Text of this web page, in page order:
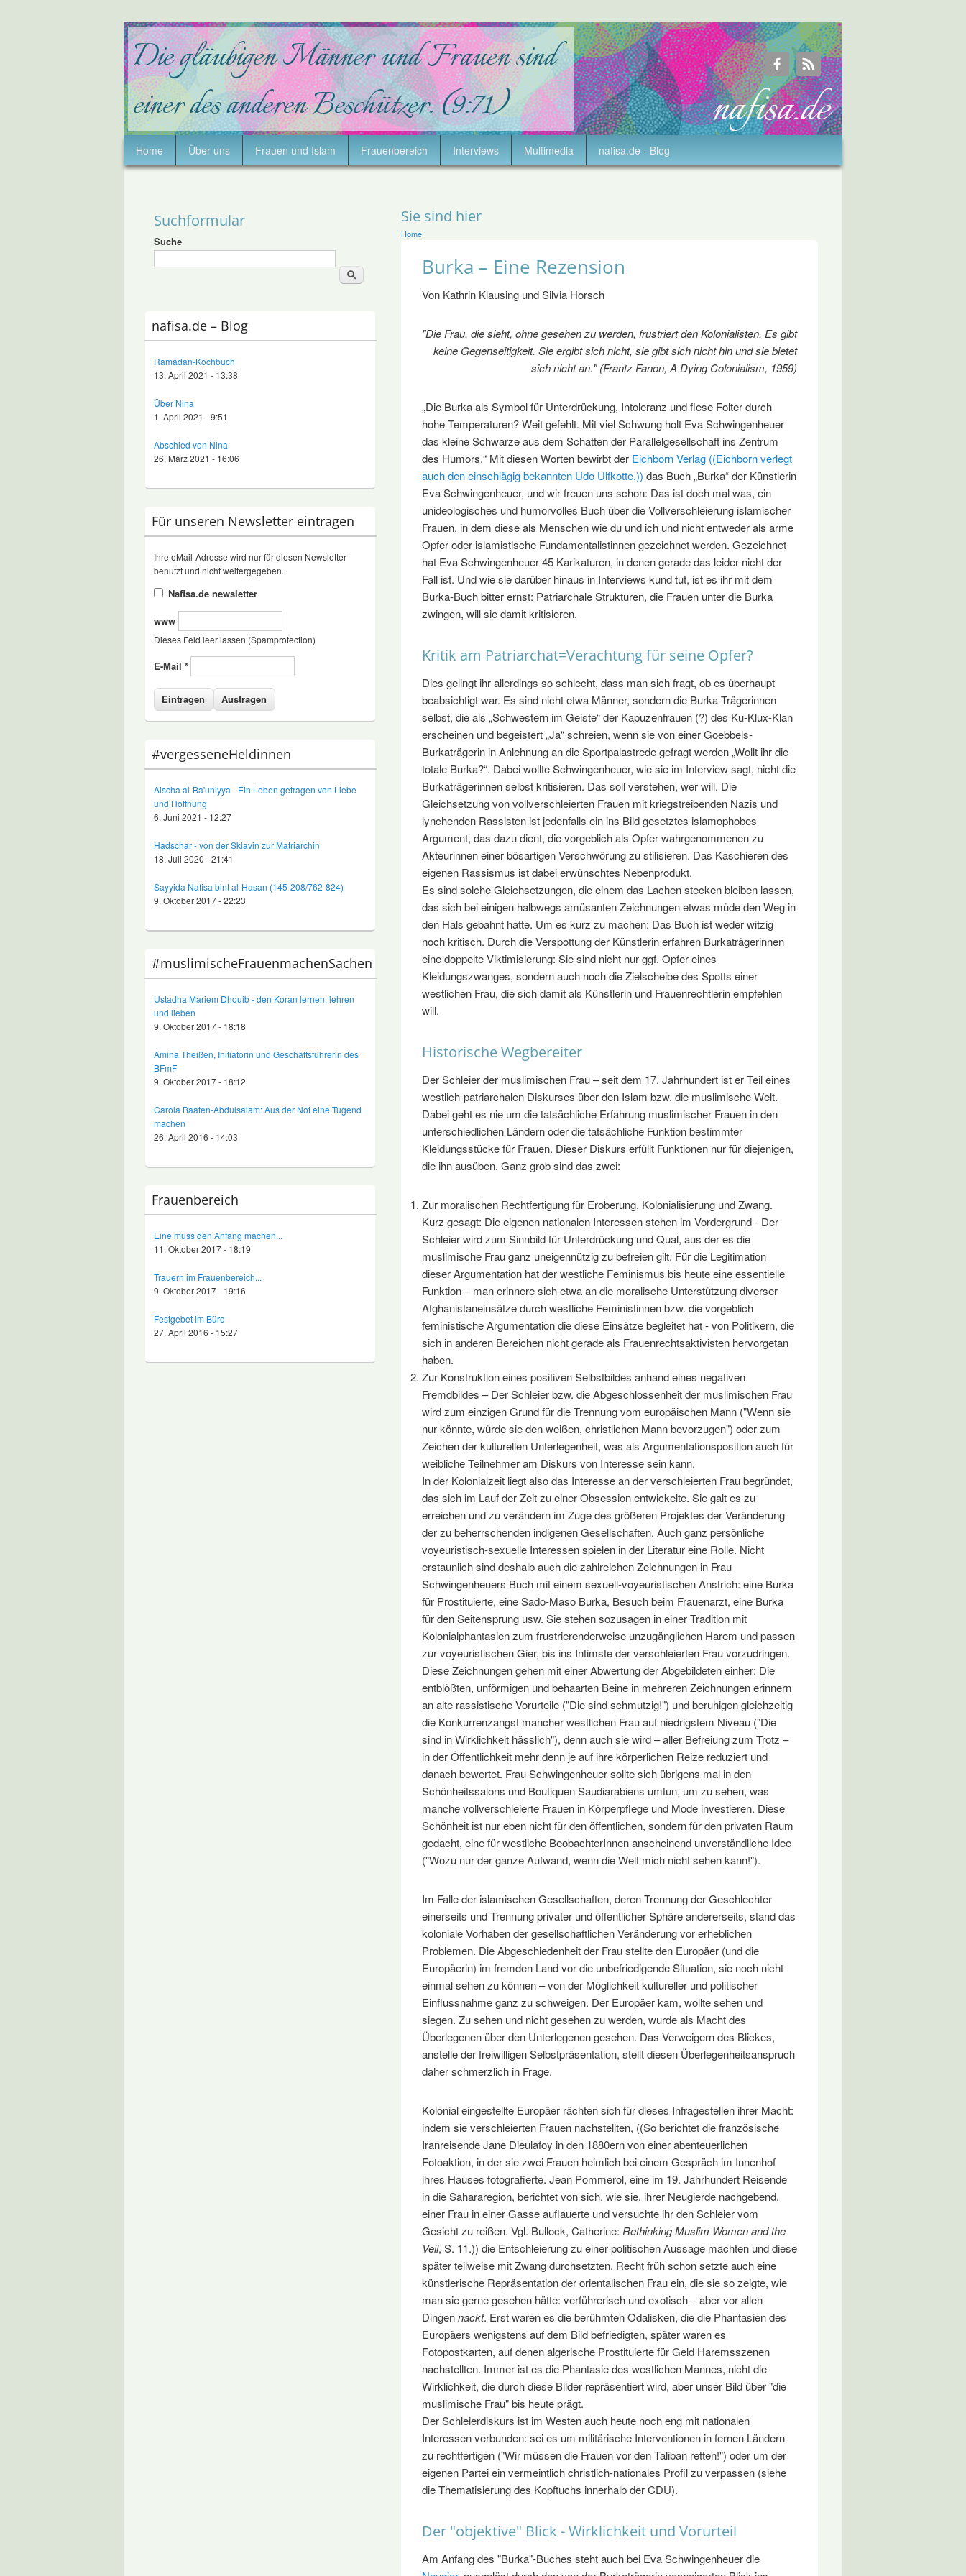
Home Über uns Frauen und Islam Frauenbereich Interviews Multimedia nafisa.de - Blog
Sie sind hier
Home
Burka – Eine Rezension
Von Kathrin Klausing und Silvia Horsch
"Die Frau, die sieht, ohne gesehen zu werden, frustriert den Kolonialisten. Es gibt
keine Gegenseitigkeit. Sie ergibt sich nicht, sie gibt sich nicht hin und sie bietet
sich nicht an." (Frantz Fanon, A Dying Colonialism, 1959)
„Die Burka als Symbol für Unterdrückung, Intoleranz und fiese Folter durch
hohe Temperaturen? Weit gefehlt. Mit viel Schwung holt Eva Schwingenheuer
das kleine Schwarze aus dem Schatten der Parallelgesellschaft ins Zentrum
des Humors.“ Mit diesen Worten bewirbt der Eichborn Verlag ((Eichborn verlegt
auch den einschlägig bekannten Udo Ulfkotte.)) das Buch „Burka“ der Künstlerin
Eva Schwingenheuer, und wir freuen uns schon: Das ist doch mal was, ein
unideologisches und humorvolles Buch über die Vollverschleierung islamischer
Frauen, in dem diese als Menschen wie du und ich und nicht entweder als arme
Opfer oder islamistische Fundamentalistinnen gezeichnet werden. Gezeichnet
hat Eva Schwingenheuer 45 Karikaturen, in denen gerade das leider nicht der
Fall ist. Und wie sie darüber hinaus in Interviews kund tut, ist es ihr mit dem
Burka-Buch bitter ernst: Patriarchale Strukturen, die Frauen unter die Burka
zwingen, will sie damit kritisieren.
Kritik am Patriarchat=Verachtung für seine Opfer?
Dies gelingt ihr allerdings so schlecht, dass man sich fragt, ob es überhaupt
beabsichtigt war. Es sind nicht etwa Männer, sondern die Burka-Trägerinnen
selbst, die als „Schwestern im Geiste“ der Kapuzenfrauen (?) des Ku-Klux-Klan
erscheinen und begeistert „Ja“ schreien, wenn sie von einer Goebbels-
Burkaträgerin in Anlehnung an die Sportpalastrede gefragt werden „Wollt ihr die
totale Burka?“. Dabei wollte Schwingenheuer, wie sie im Interview sagt, nicht die
Burkaträgerinnen selbst kritisieren. Das soll verstehen, wer will. Die
Gleichsetzung von vollverschleierten Frauen mit kriegstreibenden Nazis und
lynchenden Rassisten ist jedenfalls ein ins Bild gesetztes islamophobes
Argument, das dazu dient, die vorgeblich als Opfer wahrgenommenen zu
Akteurinnen einer bösartigen Verschwörung zu stilisieren. Das Kaschieren des
eigenen Rassismus ist dabei erwünschtes Nebenprodukt.
Es sind solche Gleichsetzungen, die einem das Lachen stecken bleiben lassen,
das sich bei einigen halbwegs amüsanten Zeichnungen etwas müde den Weg in
den Hals gebahnt hatte. Um es kurz zu machen: Das Buch ist weder witzig
noch kritisch. Durch die Verspottung der Künstlerin erfahren Burkaträgerinnen
eine doppelte Viktimisierung: Sie sind nicht nur ggf. Opfer eines
Kleidungszwanges, sondern auch noch die Zielscheibe des Spotts einer
westlichen Frau, die sich damit als Künstlerin und Frauenrechtlerin empfehlen
will.
Historische Wegbereiter
Der Schleier der muslimischen Frau – seit dem 17. Jahrhundert ist er Teil eines
westlich-patriarchalen Diskurses über den Islam bzw. die muslimische Welt.
Dabei geht es nie um die tatsächliche Erfahrung muslimischer Frauen in den
unterschiedlichen Ländern oder die tatsächliche Funktion bestimmter
Kleidungsstücke für Frauen. Dieser Diskurs erfüllt Funktionen nur für diejenigen,
die ihn ausüben. Ganz grob sind das zwei:
Zur moralischen Rechtfertigung für Eroberung, Kolonialisierung und Zwang.
Kurz gesagt: Die eigenen nationalen Interessen stehen im Vordergrund - Der
Schleier wird zum Sinnbild für Unterdrückung und Qual, aus der es die
muslimische Frau ganz uneigennützig zu befreien gilt. Für die Legitimation
dieser Argumentation hat der westliche Feminismus bis heute eine essentielle
Funktion – man erinnere sich etwa an die moralische Unterstützung diverser
Afghanistaneinsätze durch westliche Feministinnen bzw. die vorgeblich
feministische Argumentation die diese Einsätze begleitet hat - von Politikern, die
sich in anderen Bereichen nicht gerade als Frauenrechtsaktivisten hervorgetan
haben.
Zur Konstruktion eines positiven Selbstbildes anhand eines negativen
Fremdbildes – Der Schleier bzw. die Abgeschlossenheit der muslimischen Frau
wird zum einzigen Grund für die Trennung vom europäischen Mann ("Wenn sie
nur könnte, würde sie den weißen, christlichen Mann bevorzugen") oder zum
Zeichen der kulturellen Unterlegenheit, was als Argumentationsposition auch für
weibliche Teilnehmer am Diskurs von Interesse sein kann.
In der Kolonialzeit liegt also das Interesse an der verschleierten Frau begründet,
das sich im Lauf der Zeit zu einer Obsession entwickelte. Sie galt es zu
erreichen und zu verändern im Zuge des größeren Projektes der Veränderung
der zu beherrschenden indigenen Gesellschaften. Auch ganz persönliche
voyeuristisch-sexuelle Interessen spielen in der Literatur eine Rolle. Nicht
erstaunlich sind deshalb auch die zahlreichen Zeichnungen in Frau
Schwingenheuers Buch mit einem sexuell-voyeuristischen Anstrich: eine Burka
für Prostituierte, eine Sado-Maso Burka, Besuch beim Frauenarzt, eine Burka
für den Seitensprung usw. Sie stehen sozusagen in einer Tradition mit
Kolonialphantasien zum frustrierenderweise unzugänglichen Harem und passen
zur voyeuristischen Gier, bis ins Intimste der verschleierten Frau vorzudringen.
Diese Zeichnungen gehen mit einer Abwertung der Abgebildeten einher: Die
entblößten, unförmigen und behaarten Beine in mehreren Zeichnungen erinnern
an alte rassistische Vorurteile ("Die sind schmutzig!") und beruhigen gleichzeitig
die Konkurrenzangst mancher westlichen Frau auf niedrigstem Niveau ("Die
sind in Wirklichkeit hässlich"), denn auch sie wird – aller Befreiung zum Trotz –
in der Öffentlichkeit mehr denn je auf ihre körperlichen Reize reduziert und
danach bewertet. Frau Schwingenheuer sollte sich übrigens mal in den
Schönheitssalons und Boutiquen Saudiarabiens umtun, um zu sehen, was
manche vollverschleierte Frauen in Körperpflege und Mode investieren. Diese
Schönheit ist nur eben nicht für den öffentlichen, sondern für den privaten Raum
gedacht, eine für westliche BeobachterInnen anscheinend unverständliche Idee
("Wozu nur der ganze Aufwand, wenn die Welt mich nicht sehen kann!").
Im Falle der islamischen Gesellschaften, deren Trennung der Geschlechter
einerseits und Trennung privater und öffentlicher Sphäre andererseits, stand das
koloniale Vorhaben der gesellschaftlichen Veränderung vor erheblichen
Problemen. Die Abgeschiedenheit der Frau stellte den Europäer (und die
Europäerin) im fremden Land vor die unbefriedigende Situation, sie noch nicht
einmal sehen zu können – von der Möglichkeit kultureller und politischer
Einflussnahme ganz zu schweigen. Der Europäer kam, wollte sehen und
siegen. Zu sehen und nicht gesehen zu werden, wurde als Macht des
Überlegenen über den Unterlegenen gesehen. Das Verweigern des Blickes,
anstelle der freiwilligen Selbstpräsentation, stellt diesen Überlegenheitsanspruch
daher schmerzlich in Frage.
Kolonial eingestellte Europäer rächten sich für dieses Infragestellen ihrer Macht:
indem sie verschleierten Frauen nachstellten, ((So berichtet die französische
Iranreisende Jane Dieulafoy in den 1880ern von einer abenteuerlichen
Fotoaktion, in der sie zwei Frauen heimlich bei einem Gespräch im Innenhof
ihres Hauses fotografierte. Jean Pommerol, eine im 19. Jahrhundert Reisende
in die Sahararegion, berichtet von sich, wie sie, ihrer Neugierde nachgebend,
einer Frau in einer Gasse auflauerte und versuchte ihr den Schleier vom
Gesicht zu reißen. Vgl. Bullock, Catherine: Rethinking Muslim Women and the
Veil, S. 11.)) die Entschleierung zu einer politischen Aussage machten und diese
später teilweise mit Zwang durchsetzten. Recht früh schon setzte auch eine
künstlerische Repräsentation der orientalischen Frau ein, die sie so zeigte, wie
man sie gerne gesehen hätte: verführerisch und exotisch – aber vor allen
Dingennackt. Erst waren es die berühmten Odalisken, die die Phantasien des
Europäers wenigstens auf dem Bild befriedigten, später waren es
Fotopostkarten, auf denen algerische Prostituierte für Geld Haremsszenen
nachstellten. Immer ist es die Phantasie des westlichen Mannes, nicht die
Wirklichkeit, die durch diese Bilder repräsentiert wird, aber unser Bild über "die
muslimische Frau" bis heute prägt.
Der Schleierdiskurs ist im Westen auch heute noch eng mit nationalen
Interessen verbunden: sei es um militärische Interventionen in fernen Ländern
zu rechtfertigen ("Wir müssen die Frauen vor den Taliban retten!") oder um der
eigenen Partei ein vermeintlich christlich-nationales Profil zu verpassen (siehe
die Thematisierung des Kopftuchs innerhalb der CDU).
Der "objektive" Blick - Wirklichkeit und Vorurteil
Am Anfang des "Burka"-Buches steht auch bei Eva Schwingenheuer die
Suchformular
Suche
nafisa.de – Blog
Ramadan-Kochbuch
13. April 2021 - 13:38
Über Nina
1. April 2021 - 9:51
Abschied von Nina
26. März 2021 - 16:06
Für unseren Newsletter eintragen
Ihre eMail-Adresse wird nur für diesen Newsletter
benutzt und nicht weitergegeben.
Nafisa.de newsletter
www
Dieses Feld leer lassen (Spamprotection)
E-Mail *
#vergesseneHeldinnen
Aischa al-Ba'uniyya - Ein Leben getragen von Liebe
und Hoffnung
6. Juni 2021 - 12:27
Hadschar - von der Sklavin zur Matriarchin
18. Juli 2020 - 21:41
Sayyida Nafisa bint al-Hasan (145-208/762-824)
9. Oktober 2017 - 22:23
#muslimischeFrauenmachenSachen
Ustadha Mariem Dhouib - den Koran lernen, lehren
und lieben
9. Oktober 2017 - 18:18
Amina Theißen, Initiatorin und Geschäftsführerin des
BFmF
9. Oktober 2017 - 18:12
Carola Baaten-Abdulsalam: Aus der Not eine Tugend
machen
26. April 2016 - 14:03
Frauenbereich
Eine muss den Anfang machen...
11. Oktober 2017 - 18:19
Trauern im Frauenbereich...
9. Oktober 2017 - 19:16
Festgebet im Büro
27. April 2016 - 15:27